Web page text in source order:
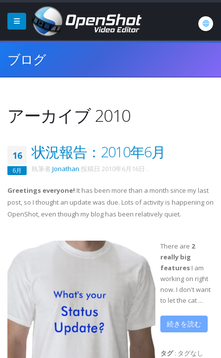
ブログ
アーカイブ 2010
16
6月
状況報告：2010年6月
執筆者 Jonathan 投稿日 2010年6月16日 .
Greetings everyone! It has been more than a month since my last
post, so I thought an update was due. Lots of activity is happening on
OpenShot, even though my blog has been relatively quiet.
There are 2
really big
features I am
working on right
now. I don't want
to let the cat ...
続きを読む
タグ: タグなし